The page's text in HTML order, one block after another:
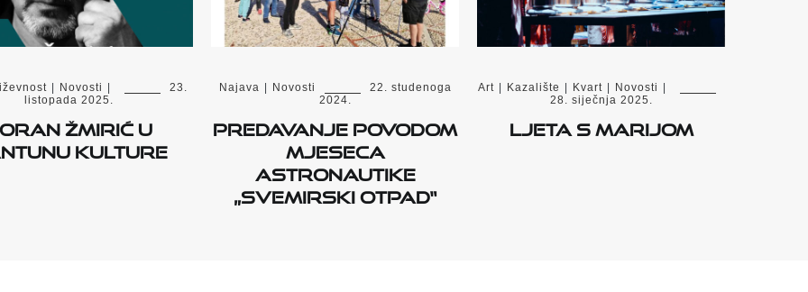
Novosti
23.
listopada 2025.
Žmirić u
kulture
Najava Novosti
22. studenoga
2024.
Predavanje povodom
Mjeseca
astronautike
„Svemirski otpad“
Art Kazalište Kvart Novosti
28. siječnja 2025.
Ljeta s Marijom